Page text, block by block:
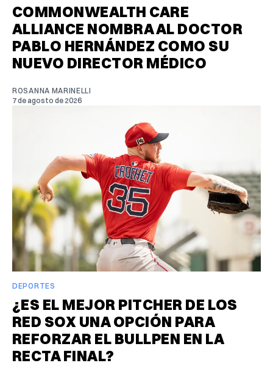
COMMONWEALTH CARE
ALLIANCE NOMBRA AL DOCTOR
PABLO HERNÁNDEZ COMO SU
NUEVO DIRECTOR MÉDICO
ROSANNA MARINELLI
7 de agosto de 2026
DEPORTES
¿ES EL MEJOR PITCHER DE LOS
RED SOX UNA OPCIÓN PARA
REFORZAR EL BULLPEN EN LA
RECTA FINAL?